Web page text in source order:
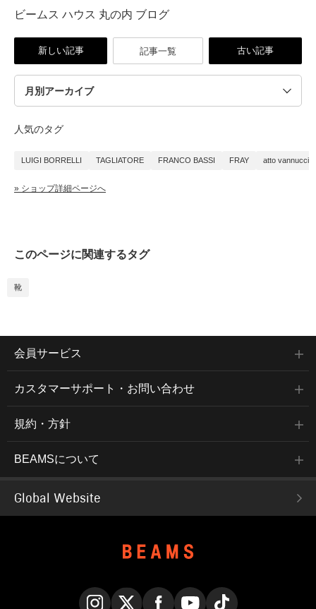
ビームス ハウス 丸の内 ブログ
新しい記事 記事一覧 古い記事
人気のタグ
LUIGI BORRELLI TAGLIATORE FRANCO BASSI FRAY atto vannucci
» ショップ詳細ページへ
このページに関連するタグ
靴
会員サービス
カスタマーサポート・お問い合わせ
規約・方針
BEAMSについて
Global Website